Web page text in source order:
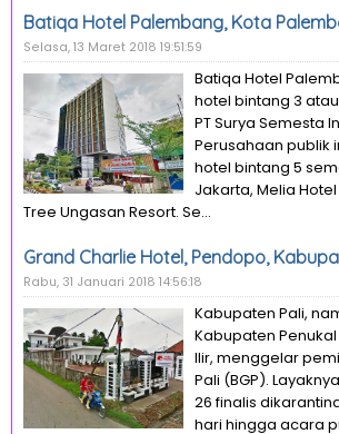
Batiqa Hotel Palembang, Kota
Selasa, 13 Maret 2018 19:51:59
Batiqa Hotel
hotel bintang 3
PT Surya Semesta
Perusahaan publik
hotel bintang 5
Jakarta, Melia
Tree Ungasan Resort. Se...
Grand Charlie Hotel, Pendopo,
Rabu, 31 Januari 2018 14:56:18
Kabupaten Pali,
Kabupaten
Ilir, menggelar
Pali (BGP).
26 finalis
hari hingga acara